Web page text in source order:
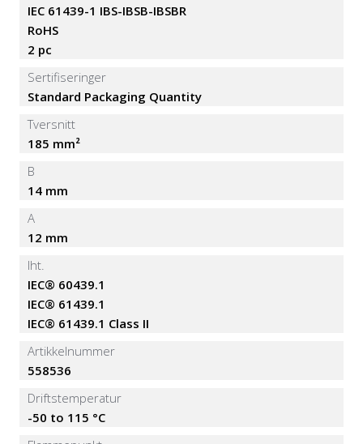
IEC 61439-1 IBS-IBSB-IBSBR
RoHS
2 pc
Sertifiseringer
Standard Packaging Quantity
Tversnitt
185 mm²
B
14 mm
A
12 mm
Iht.
IEC® 60439.1
IEC® 61439.1
IEC® 61439.1 Class II
Artikkelnummer
558536
Driftstemperatur
-50 to 115 °C